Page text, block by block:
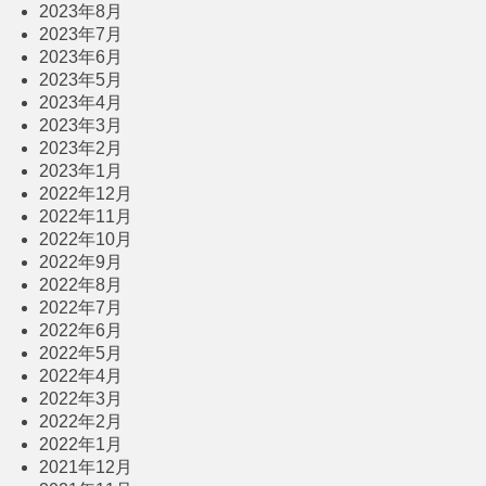
2023年8月
2023年7月
2023年6月
2023年5月
2023年4月
2023年3月
2023年2月
2023年1月
2022年12月
2022年11月
2022年10月
2022年9月
2022年8月
2022年7月
2022年6月
2022年5月
2022年4月
2022年3月
2022年2月
2022年1月
2021年12月